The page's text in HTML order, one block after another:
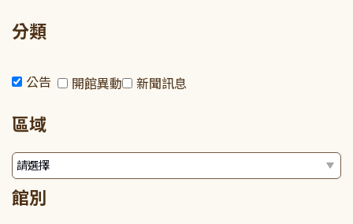
分類
公告 開館異動 新聞訊息
區域
館別